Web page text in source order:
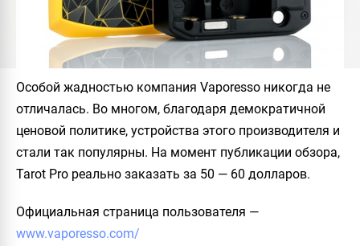
Особой жадностью компания Vaporesso никогда не
отличалась. Во многом, благодаря демократичной
ценовой политике, устройства этого производителя и
стали так популярны. На момент публикации обзора,
Tarot Pro реально заказать за 50 — 60 долларов.
Официальная страница пользователя —
www.vaporesso.com/